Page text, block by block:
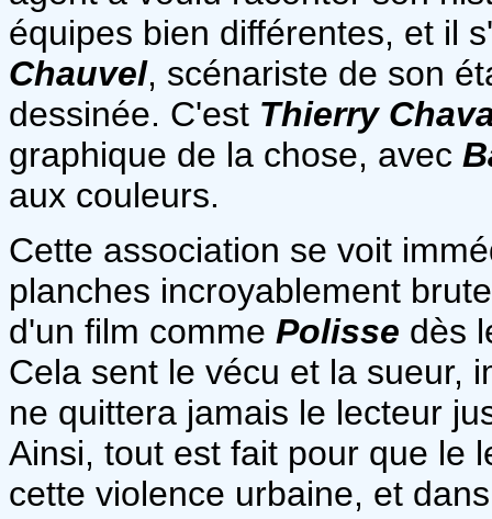
équipes bien différentes, et il
Chauvel, scénariste de son
dessinée. C'est Thierry
graphique de la chose, avec
aux couleurs.
Cette association se voit
planches incroyablement
d'un film comme Polisse dès
Cela sent le vécu et la sueur,
ne quittera jamais le lecteur
Ainsi, tout est fait pour que le
cette violence urbaine, et